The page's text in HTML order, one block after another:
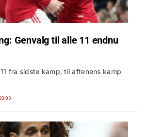
Genvalg til alle 11 endnu
fra sidste kamp, til aftenens kamp